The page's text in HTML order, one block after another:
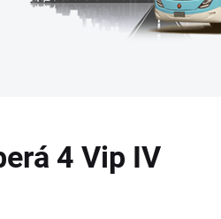
4 Vip IV